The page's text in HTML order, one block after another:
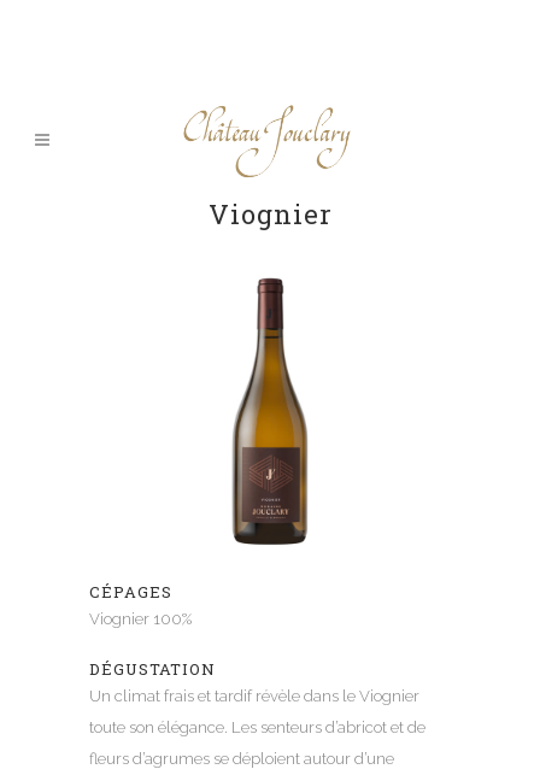
Viognier
CÉPAGES
Viognier 100%
DÉGUSTATION
Un climat frais et tardif révèle dans le Viognier
toute son élégance. Les senteurs d’abricot et de
fleurs d’agrumes se déploient autour d’une